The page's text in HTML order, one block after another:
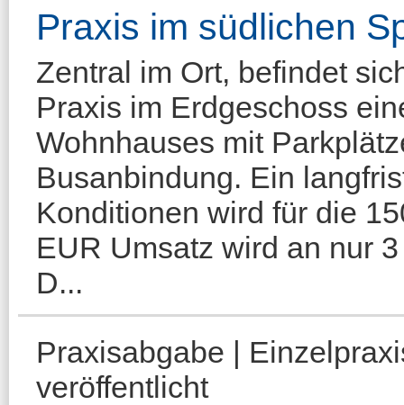
Praxis im südlichen
Zentral im Ort, befindet
Praxis im Erdgeschoss
Wohnhauses mit
Busanbindung. Ein
Konditionen wird für die
EUR Umsatz wird an nur
D...
Praxisabgabe |
veröffentlicht